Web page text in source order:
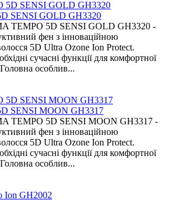
SENSI GOLD GH3320
TEMPO 5D SENSI GOLD GH3320 -
фен з інноваційною
5D Ultra Ozone Ion Protect.
сучасні функції для комфортної
особлив...
SENSI MOON GH3317
TEMPO 5D SENSI MOON GH3317 -
фен з інноваційною
5D Ultra Ozone Ion Protect.
сучасні функції для комфортної
особлив...